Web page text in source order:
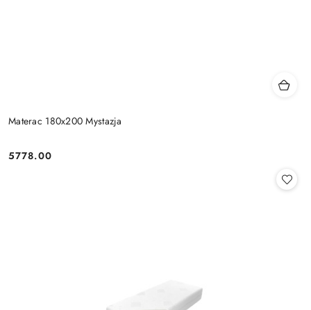
Materac 180x200 Mystazja
Cena:
5778.00